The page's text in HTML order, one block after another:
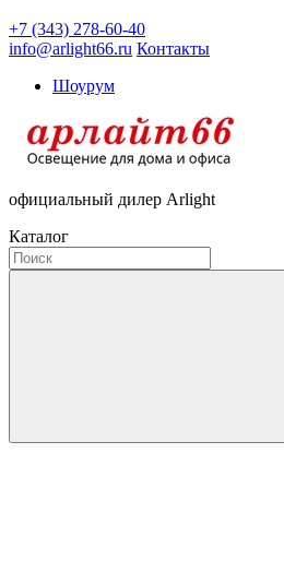
+7 (343) 278-60-40
info@arlight66.ru Контакты
Шоурум
официальный дилер Arlight
Каталог